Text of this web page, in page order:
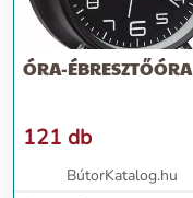
ÓRA-ÉBRESZTŐÓRA
121 db
BútorKatalog.hu